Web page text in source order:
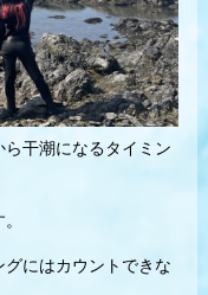
干潮になるタイミン
にはカウントできな